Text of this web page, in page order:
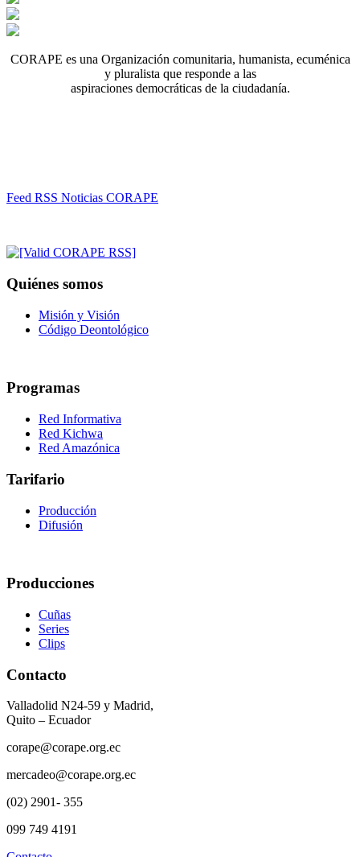
CORAPE es una Organización comunitaria, humanista, ecuménica
y pluralista que responde a las
aspiraciones democráticas de la ciudadanía.
Feed RSS Noticias CORAPE
Quiénes somos
Misión y Visión
Código Deontológico
Programas
Red Informativa
Red Kichwa
Red Amazónica
Tarifario
Producción
Difusión
Producciones
Cuñas
Series
Clips
Contacto
Valladolid N24-59 y Madrid,
Quito – Ecuador
corape@corape.org.ec
mercadeo@corape.org.ec
(02) 2901- 355
099 749 4191